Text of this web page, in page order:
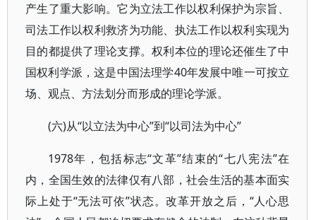
产生了重大影响。它为立法工作以权利保护为宗旨、
司法工作以权利救济为功能、执法工作以权利实现为
目的都提供了理论支撑。权利本位的理论还催生了中
国权利学派，这是中国法理学40年发展中唯一可按立
场、观点、方法划分而形成的理论学派。
(六)从“以立法为中心”到“以司法为中心”
1978年，包括标志“文革”结束的“七八宪法”在
内，全国生效的法律仅有八部，社会生活的基本面实
际上处于“无法可依”状态。改革开放之后，“人心思